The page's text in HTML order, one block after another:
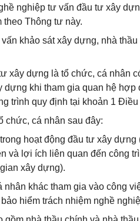
nghiệp tư vấn đầu tư xây
theo Thông tư này.
khảo sát xây dựng, nhà
xây dựng là tổ chức, cá nhân
khi tham gia quan hệ hợp
trình quy định tại khoản 1 Điều
chức, cá nhân sau đây:
hoạt động đầu tư xây dựng
và lợi ích liên quan đến công
xây dựng).
nhân khác tham gia vào công
hiểm trách nhiệm nghề